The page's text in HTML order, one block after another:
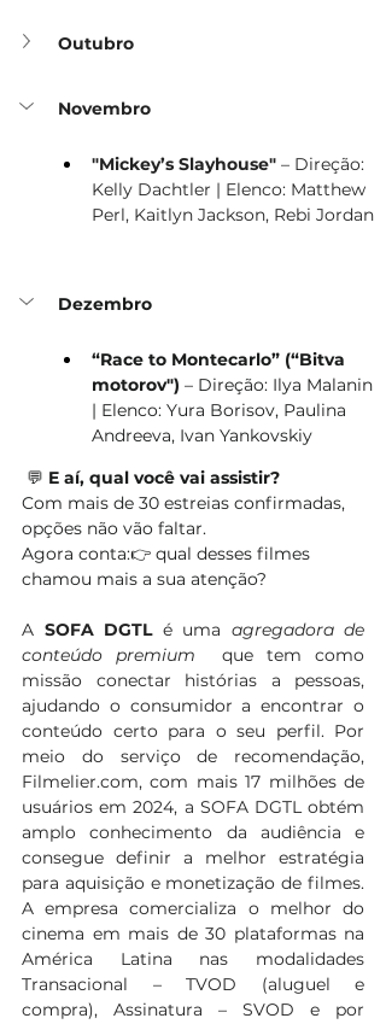
Outubro
Novembro
"Mickey’s Slayhouse" – Direção:
Kelly Dachtler | Elenco: Matthew
Perl, Kaitlyn Jackson, Rebi Jordan
Dezembro
“Race to Montecarlo” (“Bitva
motorov") – Direção: Ilya Malanin
| Elenco: Yura Borisov, Paulina
Andreeva, Ivan Yankovskiy
💬 E aí, qual você vai assistir?
Com mais de 30 estreias confirmadas,
opções não vão faltar.
Agora conta:👉 qual desses filmes
chamou mais a sua atenção?
A SOFA DGTL é uma agregadora de
conteúdo premium
que tem como
missão conectar histórias a pessoas,
ajudando o consumidor a encontrar o
conteúdo certo para o seu perfil. Por
Filmelier.com, com mais 17 milhões de
usuários em 2024, a SOFA DGTL obtém
amplo conhecimento da audiência e
consegue definir a melhor estratégia
para aquisição e monetização de filmes.
A empresa comercializa o melhor do
cinema em mais de 30 plataformas na
América Latina nas modalidades
Transacional – TVOD (aluguel e
compra), Assinatura – SVOD e por